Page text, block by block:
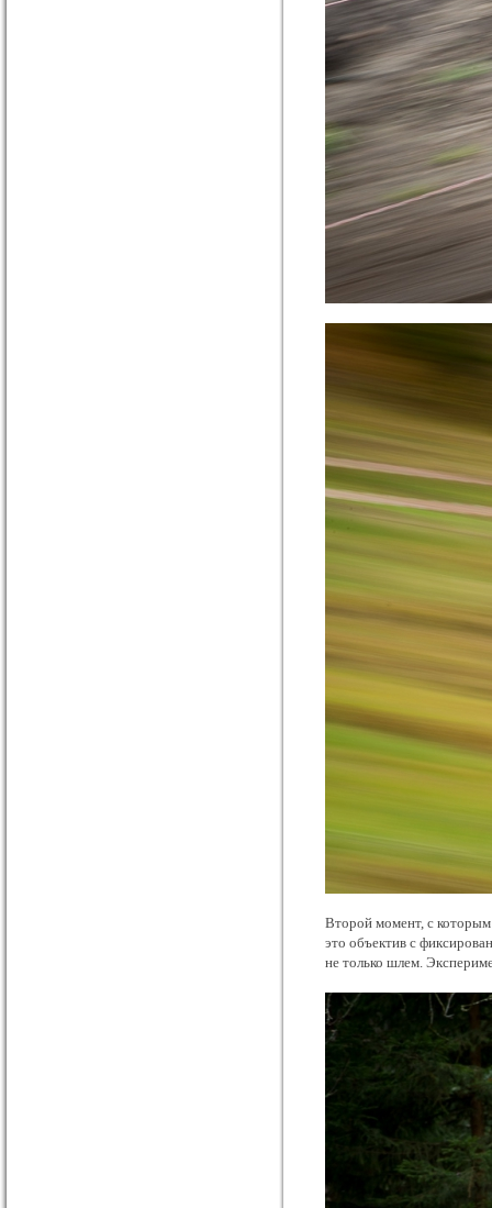
Второй момент, с которым
это объектив с
не только шлем.